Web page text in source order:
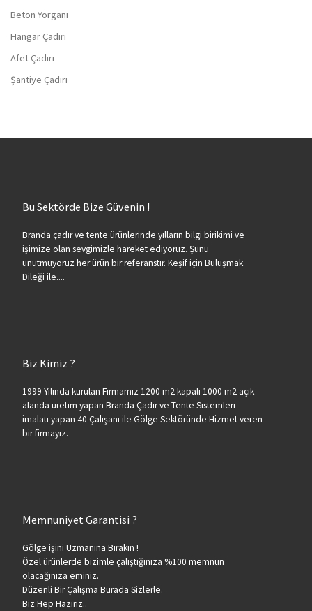
Beton Yorganı
Hangar Çadırı
Afet Çadırı
Şantiye Çadırı
Bu Sektörde Bize Güvenin !
Branda çadır ve tente ürünlerinde yılların bilgi birikimi ve
işimize olan sevgimizle hareket ediyoruz. Şunu
unutmuyoruz her ürün bir referanstır. Keşif için Buluşmak
Dileği ile....
Biz Kimiz ?
1999 Yılında kurulan Firmamız 1200 m2 kapalı 1000 m2 açık
alanda üretim yapan Branda Çadır ve Tente Sistemleri
imalatı yapan 40 Çalışanı ile Gölge Sektöründe Hizmet veren
bir firmayız.
Memnuniyet Garantisi ?
Gölge işini Uzmanına Bırakın !
Özel ürünlerde bizimle çalıştığınıza %100 memnun
olacağınıza eminiz.
Düzenli Bir Çalışma Burada Sizlerle.
Biz Hep Hazırız..